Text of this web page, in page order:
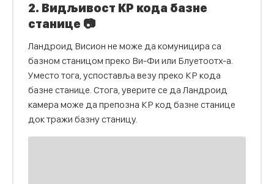
2. Видљивост КР кода базне
станице 📷
Ландроид Висион не може да комуницира са
базном станицом преко Ви-Фи или Блуетоотх-а.
Уместо тога, успоставља везу преко КР кода
базне станице. Стога, уверите се да Ландроид
камера може да препозна КР код базне станице
док тражи базну станицу.